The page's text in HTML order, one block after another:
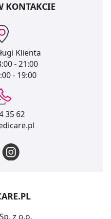
KONTAKCIE
Klienta
- 21:00
- 19:00
35 62
z o.o.